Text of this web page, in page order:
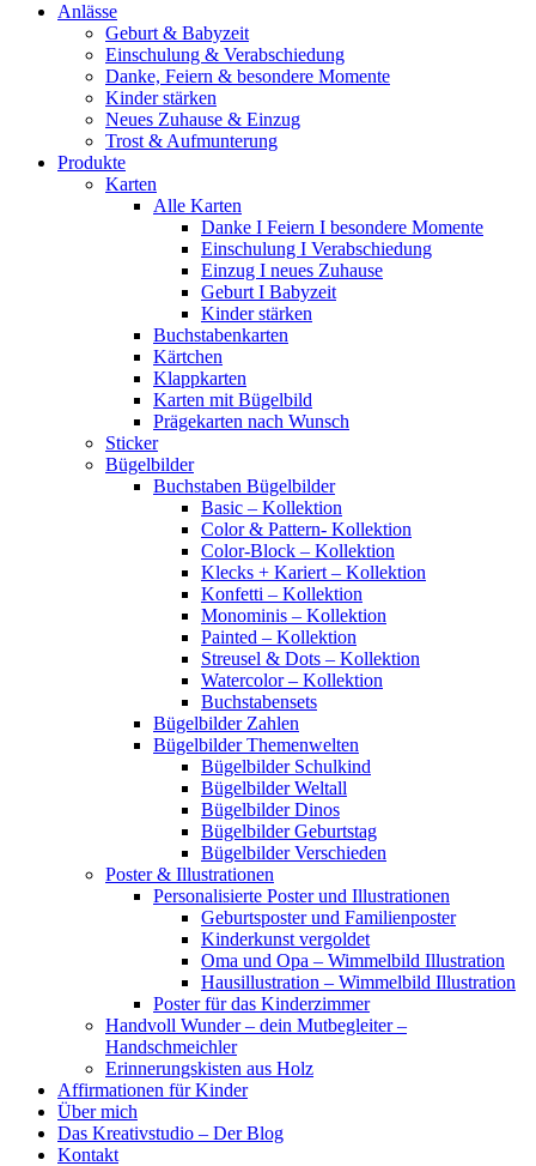
Anlässe
Geburt & Babyzeit
Einschulung & Verabschiedung
Danke, Feiern & besondere Momente
Kinder stärken
Neues Zuhause & Einzug
Trost & Aufmunterung
Produkte
Karten
Alle Karten
Danke I Feiern I besondere Momente
Einschulung I Verabschiedung
Einzug I neues Zuhause
Geburt I Babyzeit
Kinder stärken
Buchstabenkarten
Kärtchen
Klappkarten
Karten mit Bügelbild
Prägekarten nach Wunsch
Sticker
Bügelbilder
Buchstaben Bügelbilder
Basic – Kollektion
Color & Pattern- Kollektion
Color-Block – Kollektion
Klecks + Kariert – Kollektion
Konfetti – Kollektion
Monominis – Kollektion
Painted – Kollektion
Streusel & Dots – Kollektion
Watercolor – Kollektion
Buchstabensets
Bügelbilder Zahlen
Bügelbilder Themenwelten
Bügelbilder Schulkind
Bügelbilder Weltall
Bügelbilder Dinos
Bügelbilder Geburtstag
Bügelbilder Verschieden
Poster & Illustrationen
Personalisierte Poster und Illustrationen
Geburtsposter und Familienposter
Kinderkunst vergoldet
Oma und Opa – Wimmelbild Illustration
Hausillustration – Wimmelbild Illustration
Poster für das Kinderzimmer
Handvoll Wunder – dein Mutbegleiter –
Handschmeichler
Erinnerungskisten aus Holz
Affirmationen für Kinder
Über mich
Das Kreativstudio – Der Blog
Kontakt